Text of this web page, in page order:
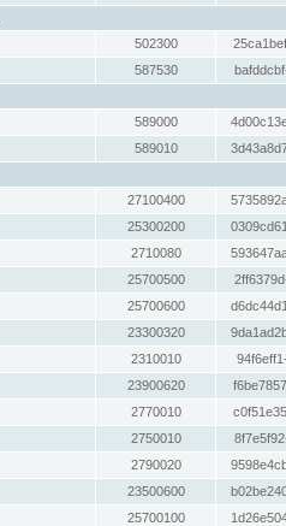
502300
587530
589000
589010
27100400
25300200
2710080
25700500
25700600
23300320
2310010
23900620
2770010
2750010
2790020
23500600
25700100